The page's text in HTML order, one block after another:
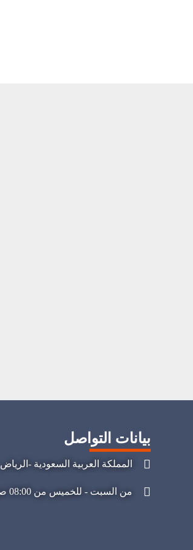
بيانات التواصل
المملكة العربية السعودية -الرياض
من السبت - للخميس من 08:00 صباحا - 04:00 مساءا